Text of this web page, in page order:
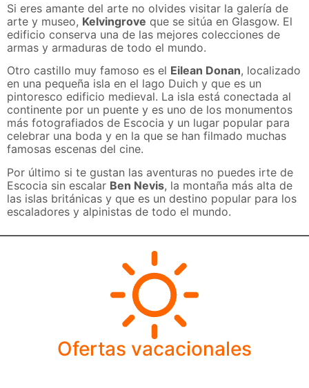
Si eres amante del arte no olvides visitar la galería de
arte y museo, Kelvingrove que se sitúa en Glasgow. El
edificio conserva una de las mejores colecciones de
armas y armaduras de todo el mundo.
Otro castillo muy famoso es el Eilean Donan, localizado
en una pequeña isla en el lago Duich y que es un
pintoresco edificio medieval. La isla está conectada al
continente por un puente y es uno de los monumentos
más fotografiados de Escocia y un lugar popular para
celebrar una boda y en la que se han filmado muchas
famosas escenas del cine.
Por último si te gustan las aventuras no puedes irte de
Escocia sin escalar Ben Nevis, la montaña más alta de
las islas británicas y que es un destino popular para los
escaladores y alpinistas de todo el mundo.
Ofertas vacacionales